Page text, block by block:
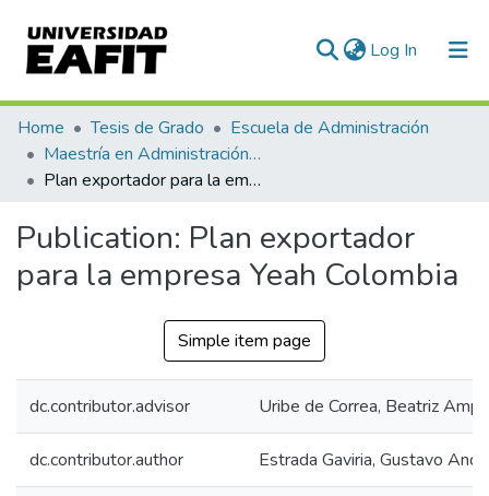
Log In (current)
Communities & Collections
All of DSpace
Home Tesis de Grado
Escuela de Administración
Maestría en Administración - MBA (tesis)
Plan exportador para la empresa Yeah Colombia
Publication: Plan exportador
para la empresa Yeah Colombia
Simple item page
dc.contributor.advisor Uribe de Correa, Beatriz
dc.contributor.author Estrada Gaviria, Gustavo